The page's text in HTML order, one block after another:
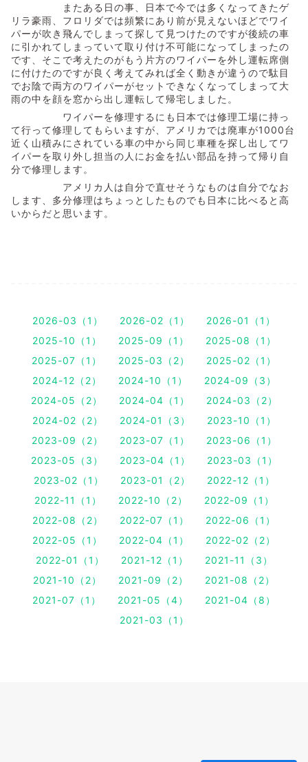
またある日の事、日本で今では多くなってきたゲ
リラ豪雨、フロリダでは頻繁にあり前が見えないほどでワイ
パーが吹き飛んでしまって探して見つけたのですが後続の車
に引かれてしまっていて取り付け不可能になってしまったの
です、そこで考えたのがもう片方のワイパーを外し運転席側
に付けたのですが良く考えてみれば全く動きが違うので駄目
でお陰で両方のワイパーがセットできなくなってしまって大
雨の中を顔を窓から出し運転して帰宅しました。
ワイパーを修理するにも日本では修理工場に持っ
て行って修理してもらいますが、アメリカでは廃車が1000台
近く山積みにされている車の中から同じ車種を探し出してワ
イパーを取り外し担当の人にお金を払い部品を持って帰り自
分で修理します。
アメリカ人は自分で直せそうなものは自分でなお
します、多分修理はちょっとしたものでも日本に比べると高
いからだと思います。
2026-03（1） 2026-02（1）
2026-01（1）
2025-10（1）
2025-09（1）
2025-08（1）
2025-07（1）
2025-03（2）
2025-02（1）
2024-12（2）
2024-10（1）
2024-09（3）
2024-05（2）
2024-04（1）
2024-03（2）
2024-02（2）
2024-01（3）
2023-10（1）
2023-09（2）
2023-07（1）
2023-06（1）
2023-05（3）
2023-04（1）
2023-03（1）
2023-02（1）
2023-01（2）
2022-12（1）
2022-11（1）
2022-10（2）
2022-09（1）
2022-08（2）
2022-07（1）
2022-06（1）
2022-05（1）
2022-04（1）
2022-02（2）
2022-01（1）
2021-12（1）
2021-11（3）
2021-10（2）
2021-09（2）
2021-08（2）
2021-07（1）
2021-05（4）
2021-04（8）
2021-03（1）